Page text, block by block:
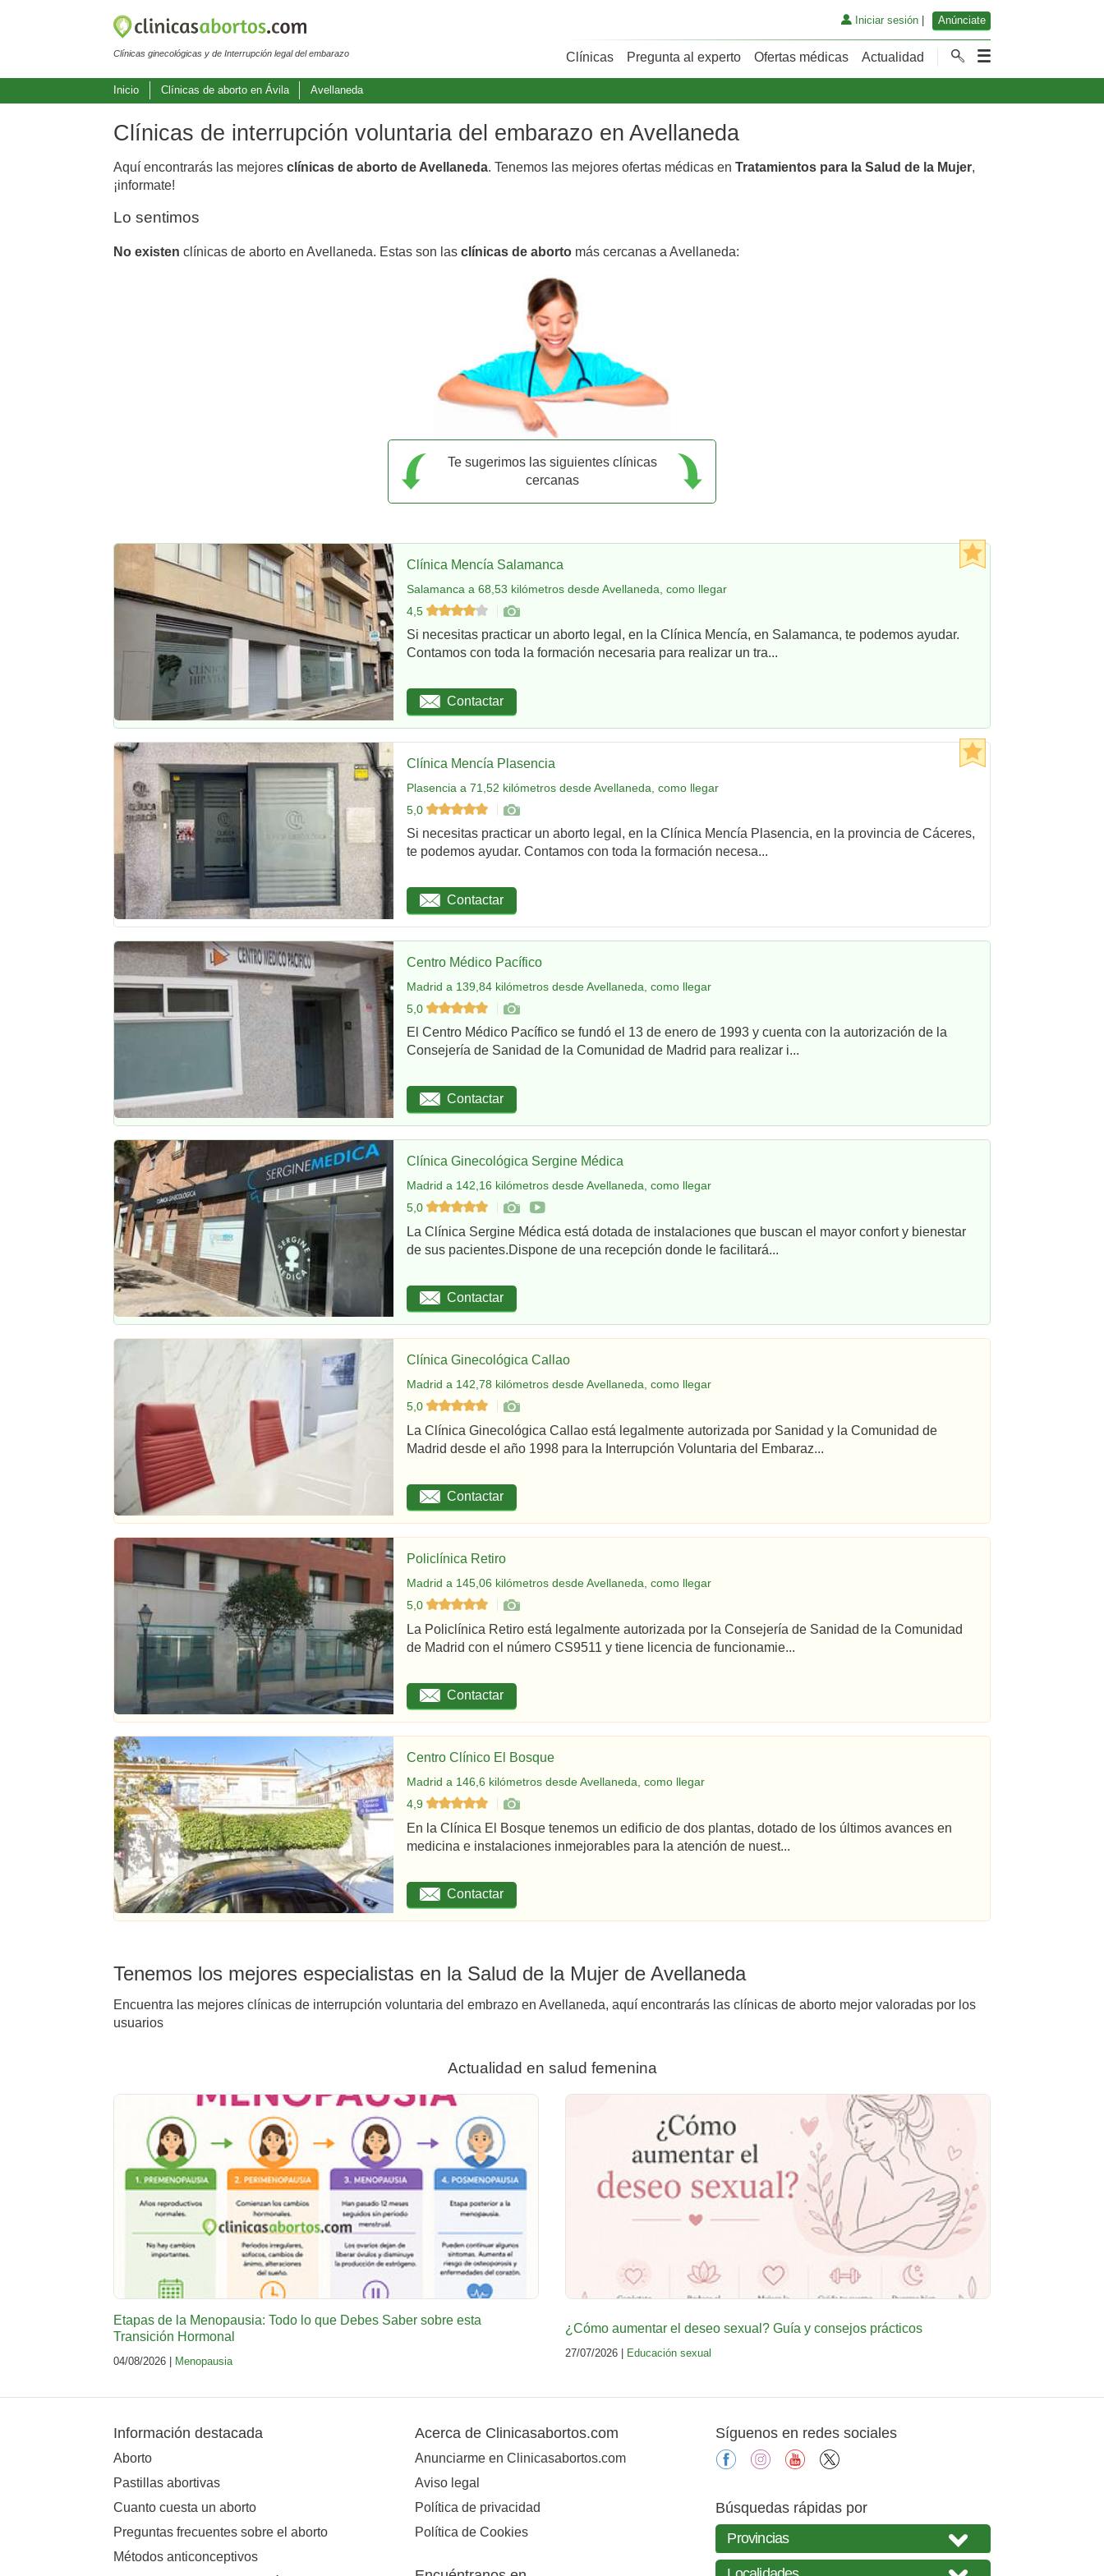
Clínicas ginecológicas y de Interrupción legal del embarazo
Iniciar sesión| Anúnciate
Clínicas Pregunta al experto Ofertas médicas Actualidad
Inicio Clínicas de aborto en Ávila Avellaneda
Clínicas de interrupción voluntaria del embarazo en Avellaneda
Aquí encontrarás las mejores clínicas de aborto de Avellaneda. Tenemos las mejores ofertas médicas en Tratamientos para la Salud de la Mujer,
¡informate!
Lo sentimos
No existen clínicas de aborto en Avellaneda. Estas son las clínicas de aborto más cercanas a Avellaneda:
Te sugerimos las siguientes clínicas
cercanas
Clínica Mencía Salamanca
Salamanca a 68,53 kilómetros desde Avellaneda, como llegar
4,5
Si necesitas practicar un aborto legal, en la Clínica Mencía, en Salamanca, te podemos ayudar.
Contamos con toda la formación necesaria para realizar un tra...
Contactar
Clínica Mencía Plasencia
Plasencia a 71,52 kilómetros desde Avellaneda, como llegar
5,0
Si necesitas practicar un aborto legal, en la Clínica Mencía Plasencia, en la provincia de Cáceres,
te podemos ayudar. Contamos con toda la formación necesa...
Contactar
Centro Médico Pacífico
Madrid a 139,84 kilómetros desde Avellaneda, como llegar
5,0
El Centro Médico Pacífico se fundó el 13 de enero de 1993 y cuenta con la autorización de la
Consejería de Sanidad de la Comunidad de Madrid para realizar i...
Contactar
Clínica Ginecológica Sergine Médica
Madrid a 142,16 kilómetros desde Avellaneda, como llegar
5,0
La Clínica Sergine Médica está dotada de instalaciones que buscan el mayor confort y bienestar
de sus pacientes.Dispone de una recepción donde le facilitará...
Contactar
Clínica Ginecológica Callao
Madrid a 142,78 kilómetros desde Avellaneda, como llegar
5,0
La Clínica Ginecológica Callao está legalmente autorizada por Sanidad y la Comunidad de
Madrid desde el año 1998 para la Interrupción Voluntaria del Embaraz...
Contactar
Policlínica Retiro
Madrid a 145,06 kilómetros desde Avellaneda, como llegar
5,0
La Policlínica Retiro está legalmente autorizada por la Consejería de Sanidad de la Comunidad
de Madrid con el número CS9511 y tiene licencia de funcionamie...
Contactar
Centro Clínico El Bosque
Madrid a 146,6 kilómetros desde Avellaneda, como llegar
4,9
En la Clínica El Bosque tenemos un edificio de dos plantas, dotado de los últimos avances en
medicina e instalaciones inmejorables para la atención de nuest...
Contactar
Tenemos los mejores especialistas en la Salud de la Mujer de Avellaneda
Encuentra las mejores clínicas de interrupción voluntaria del embrazo en Avellaneda, aquí encontrarás las clínicas de aborto mejor valoradas por los
usuarios
Actualidad en salud femenina
Etapas de la Menopausia: Todo lo que Debes Saber sobre esta
Transición Hormonal
04/08/2026 | Menopausia
¿Cómo aumentar el deseo sexual? Guía y consejos prácticos
27/07/2026 | Educación sexual
Información destacada
Aborto
Pastillas abortivas
Cuanto cuesta un aborto
Preguntas frecuentes sobre el aborto
Métodos anticonceptivos
Acerca de Clinicasabortos.com
Anunciarme en Clinicasabortos.com
Aviso legal
Política de privacidad
Política de Cookies
Síguenos en redes sociales
facebookinstagramyoutube
Búsquedas rápidas por